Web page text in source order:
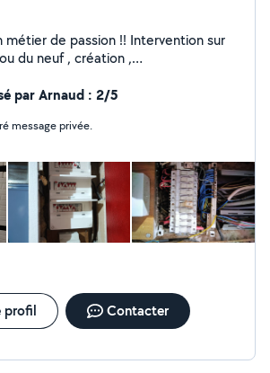
passion !! Intervention sur
du neuf , création ,
la plomberie, carrelage, faïence
au plus vite à vos demandes !!
par Arnaud : 2/5
message privée.
profil Contacter